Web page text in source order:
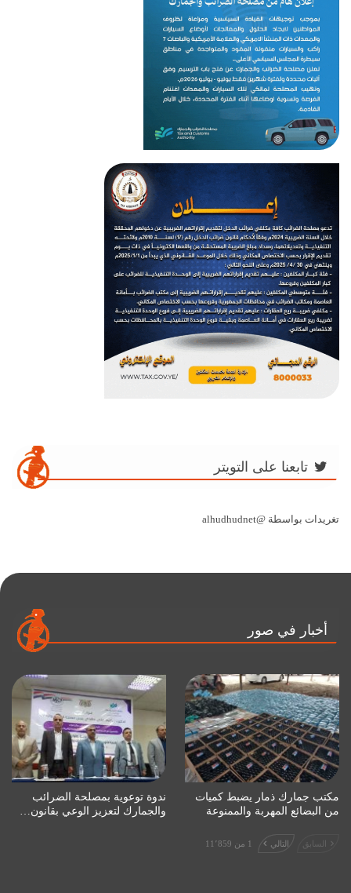
تابعنا على التويتر
تغريدات بواسطة @alhudhudnet
أخبار في صور
مكتب جمارك ذمار يضبط كميات
من البضائع المهربة والممنوعة
ندوة توعوية بمصلحة الضرائب
والجمارك لتعزيز الوعي بقانون…
السابق التالي 1 من 11٬859